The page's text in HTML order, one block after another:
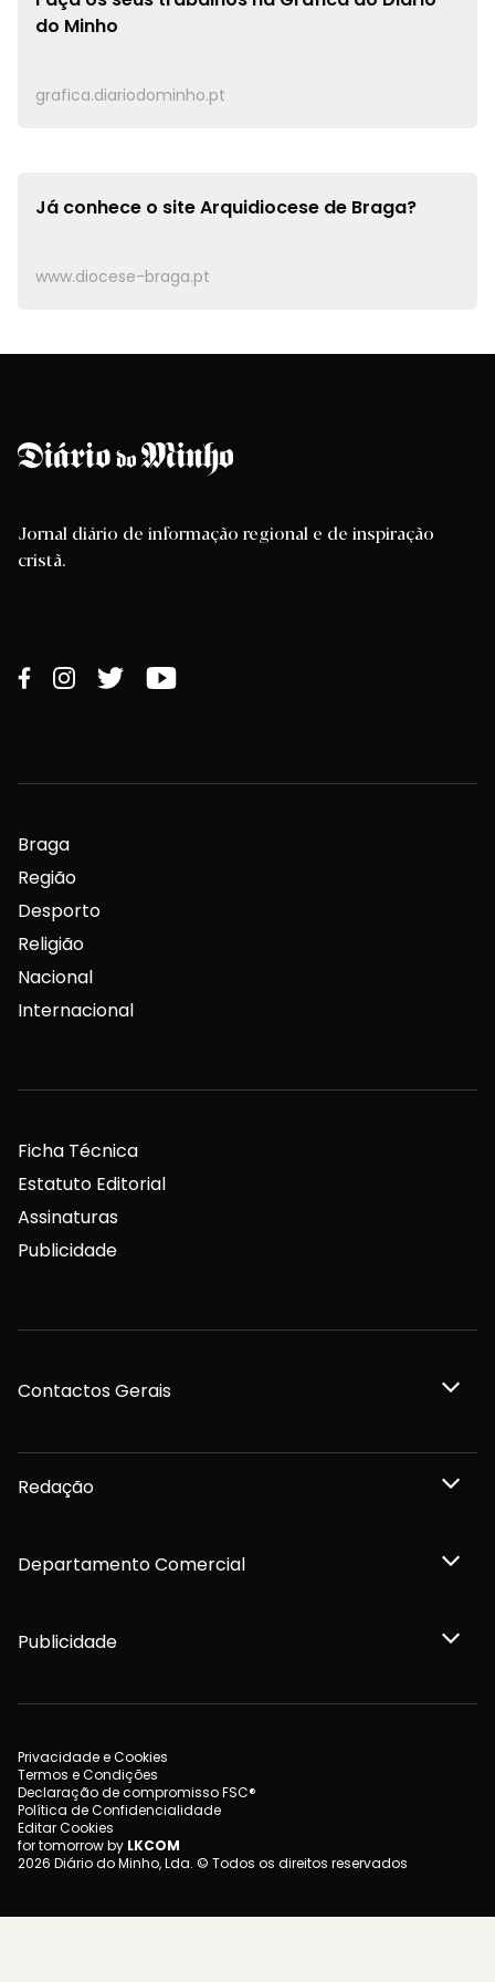
do Minho
grafica.diariodominho.pt
Já conhece o siteArquidiocese de Braga?
www.diocese-braga.pt
Jornal diário de informação regional e de inspiração
cristã.
Braga
Região
Desporto
Religião
Nacional
Internacional
Ficha Técnica
Estatuto Editorial
Assinaturas
Publicidade
Contactos Gerais
Redação
Departamento Comercial
Publicidade
Privacidade e Cookies
Termos e Condições
Declaração de compromisso FSC®
Política de Confidencialidade
Editar Cookies
for tomorrow by LKCOM
2026 Diário do Minho, Lda. © Todos os direitos reservados